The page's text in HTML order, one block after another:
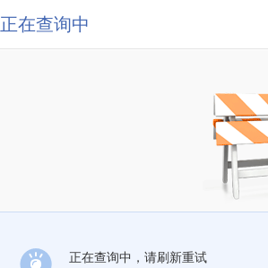
正在查询中
正在查询中，请刷新重试